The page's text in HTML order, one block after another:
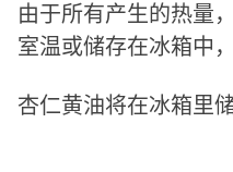
由于所有产生的热量
室温或储存在冰箱中
杏仁黄油将在冰箱里